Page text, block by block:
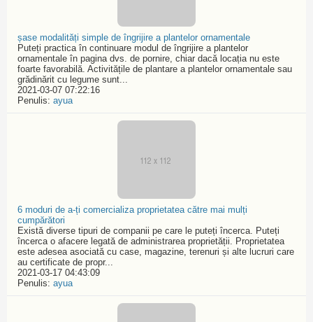
șase modalități simple de îngrijire a plantelor ornamentale
Puteți practica în continuare modul de îngrijire a plantelor
ornamentale în pagina dvs. de pornire, chiar dacă locația nu este
foarte favorabilă. Activitățile de plantare a plantelor ornamentale sau
grădinărit cu legume sunt...
2021-03-07 07:22:16
Penulis: ayua
6 moduri de a-ți comercializa proprietatea către mai mulți
cumpărători
Există diverse tipuri de companii pe care le puteți încerca. Puteți
încerca o afacere legată de administrarea proprietății. Proprietatea
este adesea asociată cu case, magazine, terenuri și alte lucruri care
au certificate de propr...
2021-03-17 04:43:09
Penulis: ayua